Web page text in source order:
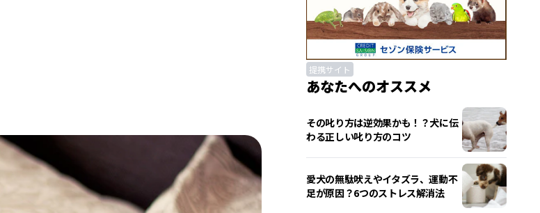
提携サイト
あなたへのオススメ
その叱り方は逆効果かも！？犬に伝
わる正しい叱り方のコツ
愛犬の無駄吠えやイタズラ、運動不
足が原因？6つのストレス解消法